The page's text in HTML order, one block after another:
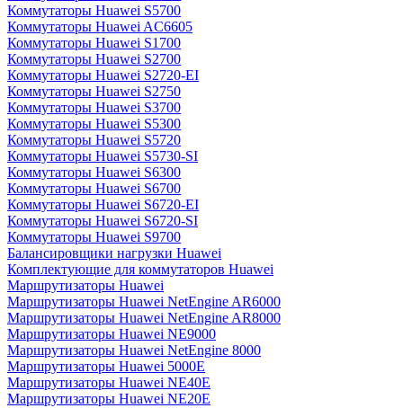
Коммутаторы Huawei S5700
Коммутаторы Huawei AC6605
Коммутаторы Huawei S1700
Коммутаторы Huawei S2700
Коммутаторы Huawei S2720-EI
Коммутаторы Huawei S2750
Коммутаторы Huawei S3700
Коммутаторы Huawei S5300
Коммутаторы Huawei S5720
Коммутаторы Huawei S5730-SI
Коммутаторы Huawei S6300
Коммутаторы Huawei S6700
Коммутаторы Huawei S6720-EI
Коммутаторы Huawei S6720-SI
Коммутаторы Huawei S9700
Балансировщики нагрузки Huawei
Комплектующие для коммутаторов Huawei
Маршрутизаторы Huawei
Маршрутизаторы Huawei NetEngine AR6000
Маршрутизаторы Huawei NetEngine AR8000
Маршрутизаторы Huawei NE9000
Маршрутизаторы Huawei NetEngine 8000
Маршрутизаторы Huawei 5000E
Маршрутизаторы Huawei NE40E
Маршрутизаторы Huawei NE20E